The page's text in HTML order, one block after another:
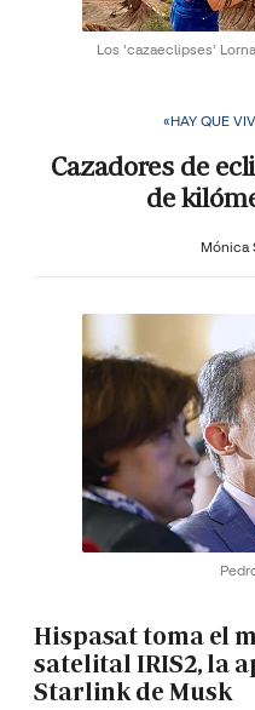
Los 'cazaeclipses'
«HAY QUE
Cazadores de
de
Mónica
Hispasat toma el
satelital IRIS2, la
Starlink de Musk